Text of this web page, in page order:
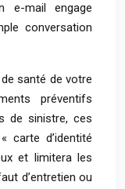
e-mail engage
conversation
santé de votre
préventifs
de sinistre, ces
carte d’identité
et limitera les
d’entretien ou